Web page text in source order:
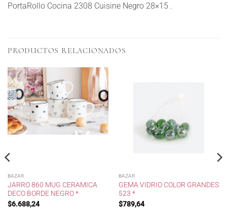
PortaRollo Cocina 2308 Cuisine Negro 28×15 .
PRODUCTOS RELACIONADOS
BAZAR
JARRO 860 MUG CERAMICA
DECO BORDE NEGRO *
$6.688,24
BAZAR
GEMA VIDRIO COLOR GRANDES
523 *
$789,64